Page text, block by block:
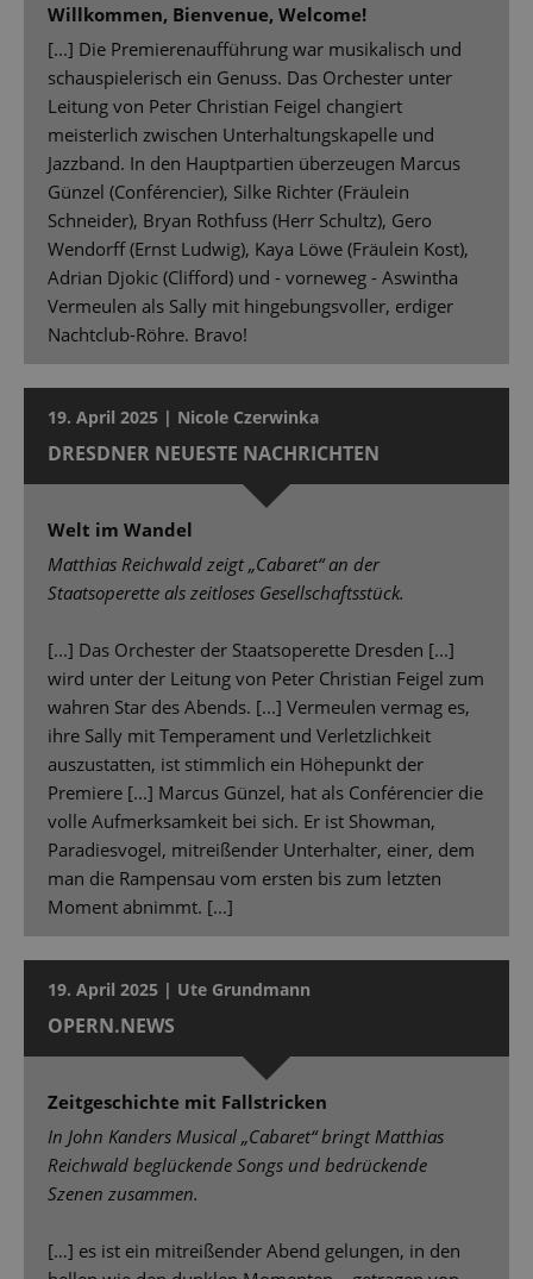
Willkommen, Bienvenue, Welcome!
[...] Die Premierenaufführung war musikalisch und
schauspielerisch ein Genuss. Das Orchester unter
Leitung von Peter Christian Feigel changiert
meisterlich zwischen Unterhaltungskapelle und
Jazzband. In den Hauptpartien überzeugen Marcus
Günzel (Conférencier), Silke Richter (Fräulein
Schneider), Bryan Rothfuss (Herr Schultz), Gero
Wendorff (Ernst Ludwig), Kaya Löwe (Fräulein Kost),
Adrian Djokic (Clifford) und - vorneweg - Aswintha
Vermeulen als Sally mit hingebungsvoller, erdiger
Nachtclub-Röhre. Bravo!
19. April 2025 | Nicole Czerwinka
DRESDNER NEUESTE NACHRICHTEN
Welt im Wandel
Matthias Reichwald zeigt „Cabaret“ an der
Staatsoperette als zeitloses Gesellschaftsstück.
[...] Das Orchester der Staatsoperette Dresden [...]
wird unter der Leitung von Peter Christian Feigel zum
wahren Star des Abends. [...] Vermeulen vermag es,
ihre Sally mit Temperament und Verletzlichkeit
auszustatten, ist stimmlich ein Höhepunkt der
Premiere [...] Marcus Günzel, hat als Conférencier die
volle Aufmerksamkeit bei sich. Er ist Showman,
Paradiesvogel, mitreißender Unterhalter, einer, dem
man die Rampensau vom ersten bis zum letzten
Moment abnimmt. [...]
19. April 2025 | Ute Grundmann
OPERN.NEWS
Zeitgeschichte mit Fallstricken
In John Kanders Musical „Cabaret“ bringt Matthias
Reichwald beglückende Songs und bedrückende
Szenen zusammen.
[…] es ist ein mitreißender Abend gelungen, in den